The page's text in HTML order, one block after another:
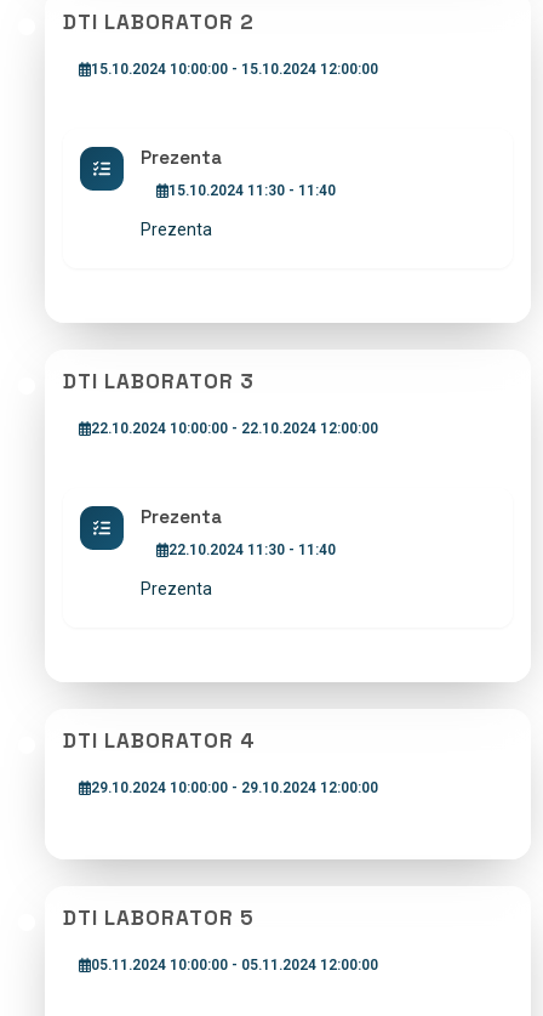
DTI LABORATOR 2
15.10.2024 10:00:00 - 15.10.2024 12:00:00
Prezenta
15.10.2024 11:30 - 11:40
Prezenta
DTI LABORATOR 3
22.10.2024 10:00:00 - 22.10.2024 12:00:00
Prezenta
22.10.2024 11:30 - 11:40
Prezenta
DTI LABORATOR 4
29.10.2024 10:00:00 - 29.10.2024 12:00:00
DTI LABORATOR 5
05.11.2024 10:00:00 - 05.11.2024 12:00:00